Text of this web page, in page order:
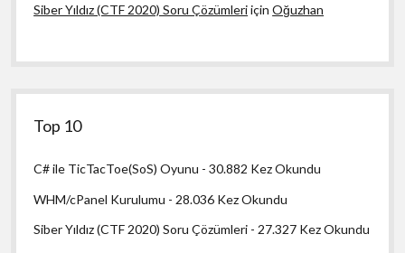
Siber Yıldız (CTF 2020) Soru ÇözümleriiçinOğuzhan
Top 10
C# ile TicTacToe(SoS) Oyunu - 30.882 Kez Okundu
WHM/cPanel Kurulumu - 28.036 Kez Okundu
Siber Yıldız (CTF 2020) Soru Çözümleri - 27.327 Kez Okundu